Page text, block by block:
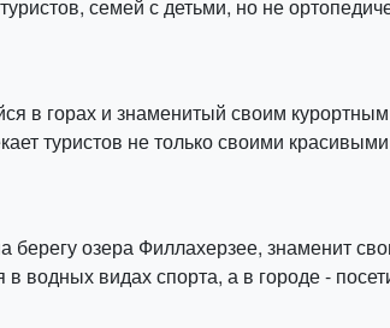
семей с детьми, но не
в горах и знаменитый своим
туристов не только своими
берегу озера Филлахерзее, знаменит
водных видах спорта, а в городе -